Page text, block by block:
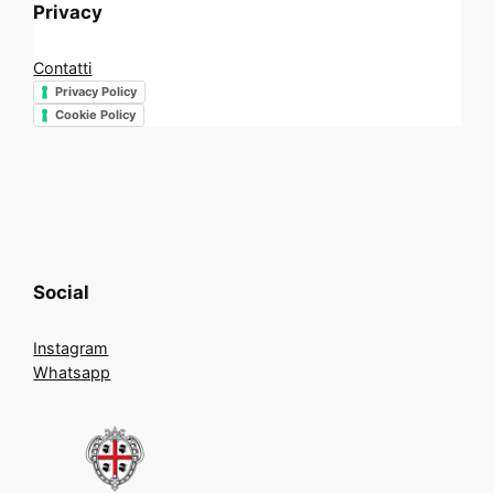
Privacy
Contatti
Privacy Policy
Cookie Policy
Social
Instagram
Whatsapp